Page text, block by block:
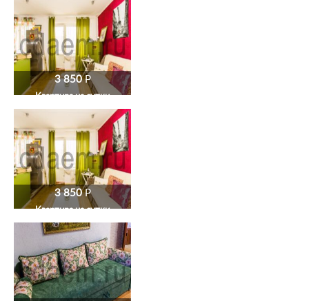
3 850P
Квартира на сутки
3 850P
Квартира на сутки